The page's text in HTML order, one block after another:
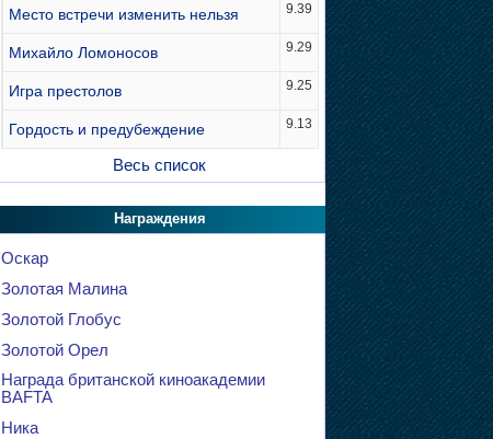
Место встречи изменить нельзя 9.39
Михайло Ломоносов 9.29
Игра престолов 9.25
Гордость и предубеждение 9.13
Весь список
Награждения
Оскар
Золотая Малина
Золотой Глобус
Золотой Орел
Награда британской киноакадемии
BAFTA
Ника